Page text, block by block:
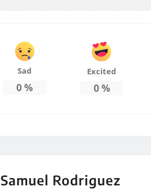
Sad
0%
Excited
0%
Samuel Rodriguez